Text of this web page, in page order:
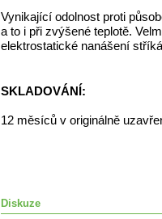
Vynikající odolnost proti
a to i při zvýšené teplotě.
elektrostatické nanášení
SKLADOVÁNÍ:
12 měsíců v originálně
Diskuze